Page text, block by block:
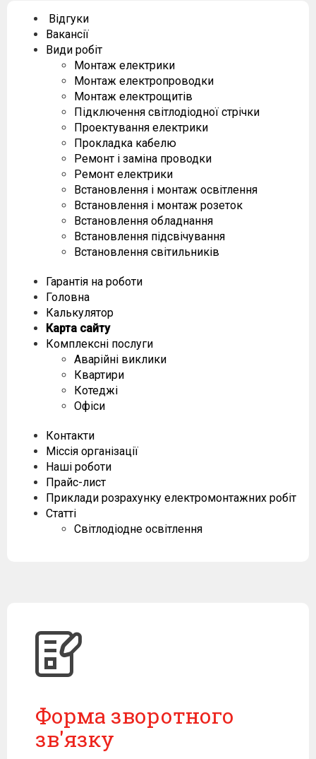
Відгуки
Вакансії
Види робіт
Монтаж електрики
Монтаж електропроводки
Монтаж електрощитів
Підключення світлодіодної стрічки
Проектування електрики
Прокладка кабелю
Ремонт і заміна проводки
Ремонт електрики
Встановлення і монтаж освітлення
Встановлення і монтаж розеток
Встановлення обладнання
Встановлення підсвічування
Встановлення світильників
Гарантія на роботи
Головна
Калькулятор
Карта сайту
Комплексні послуги
Аварійні виклики
Квартири
Котеджі
Офіси
Контакти
Міссія організації
Наші роботи
Прайс-лист
Приклади розрахунку електромонтажних робіт
Статті
Світлодіодне освітлення
Форма зворотного
зв'язку